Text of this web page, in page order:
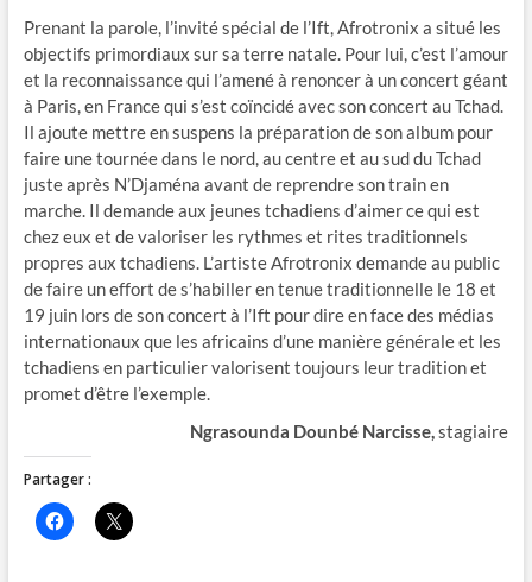
Prenant la parole, l’invité spécial de l’Ift, Afrotronix a situé les
objectifs primordiaux sur sa terre natale. Pour lui, c’est l’amour
et la reconnaissance qui l’amené à renoncer à un concert géant
à Paris, en France qui s’est coïncidé avec son concert au Tchad.
Il ajoute mettre en suspens la préparation de son album pour
faire une tournée dans le nord, au centre et au sud du Tchad
juste après N’Djaména avant de reprendre son train en
marche. Il demande aux jeunes tchadiens d’aimer ce qui est
chez eux et de valoriser les rythmes et rites traditionnels
propres aux tchadiens. L’artiste Afrotronix demande au public
de faire un effort de s’habiller en tenue traditionnelle le 18 et
19 juin lors de son concert à l’Ift pour dire en face des médias
internationaux que les africains d’une manière générale et les
tchadiens en particulier valorisent toujours leur tradition et
promet d’être l’exemple.
Ngrasounda Dounbé Narcisse,stagiaire
Partager :
C
l
C
l